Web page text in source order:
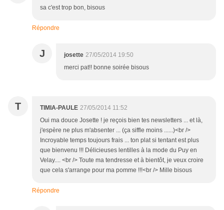
sa c'est trop bon, bisous
Répondre
J josette 27/05/2014 19:50
merci pat!! bonne soirée bisous
T TIMIA-PAULE 27/05/2014 11:52
Oui ma douce Josette ! je reçois bien tes newsletters ... et là,
j'espère ne plus m'absenter ... (ça siffle moins ......)<br />
Incroyable temps toujours frais ... ton plat si tentant est plus
que bienvenu !!! Délicieuses lentilles à la mode du Puy en
Velay.... <br /> Toute ma tendresse et à bientôt, je veux croire
que cela s'arrange pour ma pomme !!!<br /> Mille bisous
Répondre